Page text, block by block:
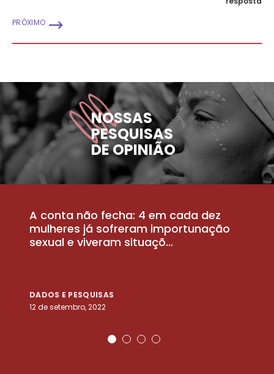
PRÓXIMO
NOSSAS
PESQUISAS
DE OPINIÃO
A conta não fecha: 4 em cada dez
mulheres já sofreram importunação
sexual e viveram situaçõ...
DADOS E PESQUISAS
12 de setembro, 2022